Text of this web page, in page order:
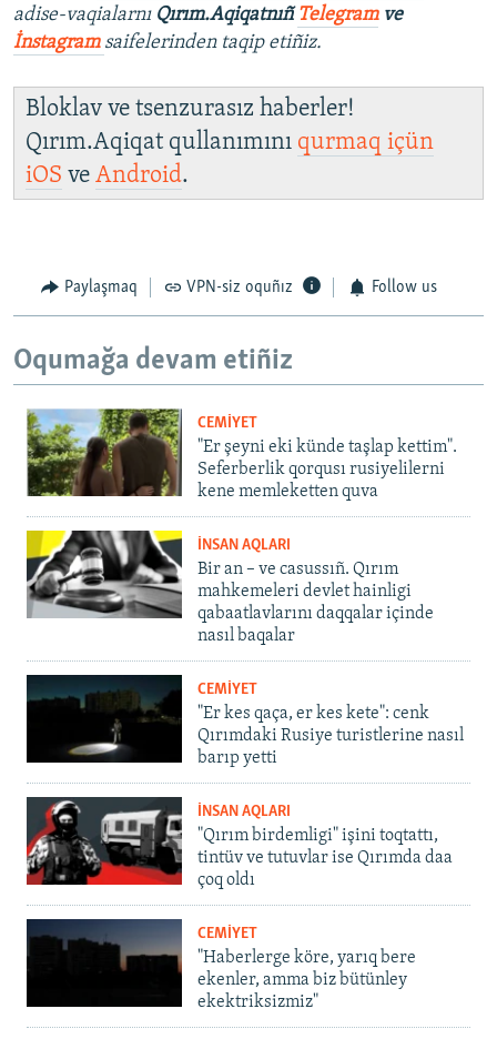
adise-vaqialarnı Qırım.Aqiqatnıñ Telegramve
İnstagram saifelerinden taqip etiñiz.
Bloklav ve tsenzurasız haberler!
Qırım.Aqiqat qullanımını qurmaq içün
iOS ve Android.
Paylaşmaq VPN-siz oquñız Follow us
Oqumağa devam etiñiz
CEMİYET
"Er şeyni eki künde taşlap kettim".
Seferberlik qorqusı rusiyelilerni
kene memleketten quva
İNSAN AQLARI
Bir an – ve casussıñ. Qırım
mahkemeleri devlet hainligi
qabaatlavlarını daqqalar içinde
nasıl baqalar
CEMİYET
"Er kes qaça, er kes kete": cenk
Qırımdaki Rusiye turistlerine nasıl
barıp yetti
İNSAN AQLARI
"Qırım birdemligi" işini toqtattı,
tintüv ve tutuvlar ise Qırımda daa
çoq oldı
CEMİYET
"Haberlerge köre, yarıq bere
ekenler, amma biz bütünley
ekektriksizmiz"